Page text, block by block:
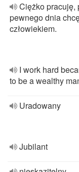
Ciężko pracuję,
pewnego dnia
człowiekiem.
I work hard
to be a wealthy
Uradowany
Jubilant